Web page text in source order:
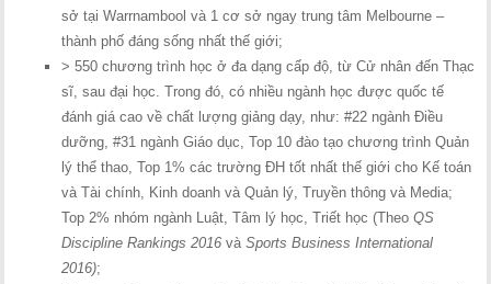
sở tại Warrnambool và 1 cơ sở ngay trung tâm Melbourne –
thành phố đáng sống nhất thế giới;
> 550 chương trình học ở đa dạng cấp độ, từ Cử nhân đến Thạc
sĩ, sau đại học. Trong đó, có nhiều ngành học được quốc tế
đánh giá cao về chất lượng giảng dạy, như: #22 ngành Điều
dưỡng, #31 ngành Giáo dục, Top 10 đào tạo chương trình Quản
lý thể thao, Top 1% các trường ĐH tốt nhất thế giới cho Kế toán
và Tài chính, Kinh doanh và Quản lý, Truyền thông và Media;
Top 2% nhóm ngành Luật, Tâm lý học, Triết học (Theo QS
Discipline Rankings 2016vàSports Business International
2016);